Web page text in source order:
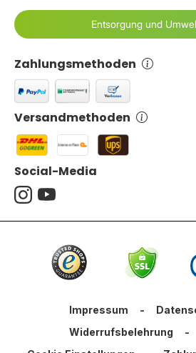
Zahlungsmethoden
Versandmethoden
Entsorgung und
Social-Media
Impressum -
Widerrufsbelehrung
-